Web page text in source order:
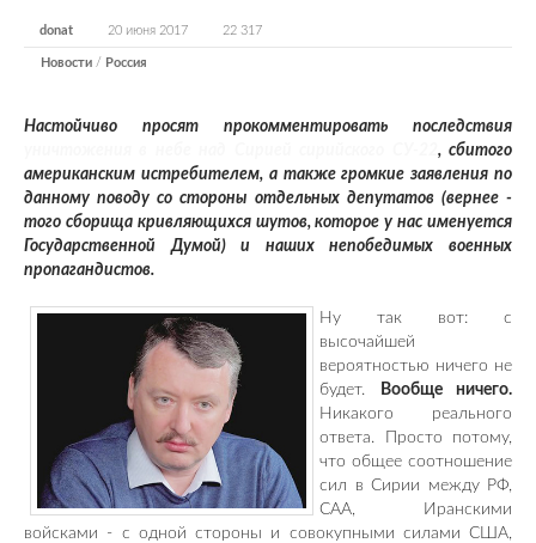
donat 20 июня 2017 22 317
Новости / Россия
Настойчиво просят прокомментировать последствия
, сбитого
американским истребителем, а также громкие заявления по
данному поводу со стороны отдельных депутатов (вернее -
того сборища кривляющихся шутов, которое у нас именуется
Государственной Думой) и наших непобедимых военных
пропагандистов.
Ну так вот: с
высочайшей
вероятностью ничего не
будет.
Вообще ничего.
Никакого реального
ответа. Просто потому,
что общее соотношение
сил в Сирии между РФ,
САА, Иранскими
войсками - с одной стороны и совокупными силами США,